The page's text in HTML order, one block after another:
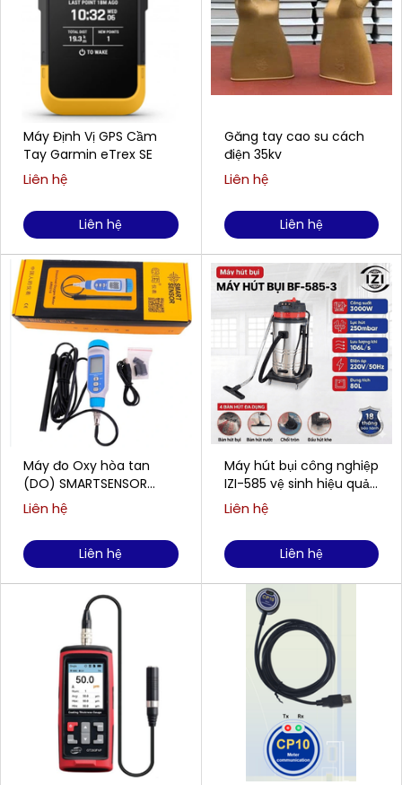
Máy Định Vị GPS Cầm
Tay Garmin eTrex SE
Liên hệ
Liên hệ
Máy đo Oxy hòa tan
(DO) SMARTSENSOR
AR8210 (0,00 ~ 20,00
Liên hệ
Liên hệ
Găng tay cao su cách
điện 35kv
Liên hệ
Liên hệ
Máy hút bụi công nghiệp
IZI-585 vệ sinh hiệu quả
cho doanh nghiệp
Liên hệ
Liên hệ